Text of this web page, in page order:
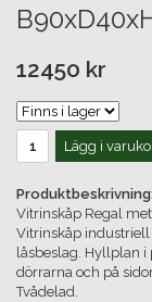
12450 kr
Lägg i
Vitrinskåp Regal
Vitrinskåp
låsbeslag. Hyllplan i
dörrarna och på
Tvådelad.